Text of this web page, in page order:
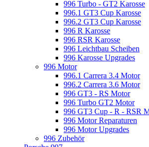
996 Turbo - GT2 Karosse
996.1 GT3 Cup Karosse
996.2 GT3 Cup Karosse
996 R Karosse
996 RSR Karosse
996 Leichtbau Scheiben
996 Karosse Upgrades
996 Motor
996.1 Carrera 3.4 Motor
996.2 Carrera 3.6 Motor
996 GT3 - RS Motor
996 Turbo GT2 Motor
996 GT3 Cup - R - RSR
996 Motor Reparaturen
996 Motor Upgrades
996 Zubehör